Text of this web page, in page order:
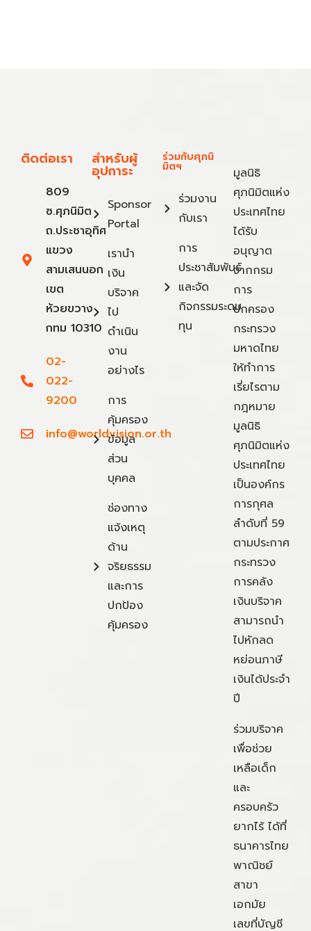
ติดต่อเรา
809
ซ.ศุภนิมิต
ถ.ประชาอุทิศ
แขวง
สามเสนนอก
เขต
ห้วยขวาง
กทม 10310
02-
022-
9200
info@worldvision.or.th
สำหรับผู้
อุปการะ
Sponsor
Portal
เรานำ
เงิน
บริจาค
ไป
ดำเนิน
งาน
อย่างไร
การ
คุ้มครอง
ข้อมูล
ส่วน
บุคคล
ช่องทาง
แจ้งเหตุ
ด้าน
จริยธรรม
และการ
ปกป้อง
คุ้มครอง
ร่วมกับศุภนิ
มิตฯ
ร่วมงาน
กับเรา
การ
ประชาสัมพันธ์
และจัด
กิจกรรมระดม
ทุน
มูลนิธิ
ศุภนิมิตแห่ง
ประเทศไทย
ได้รับ
อนุญาต
จากกรม
การ
ปกครอง
กระทรวง
มหาดไทย
ให้ทำการ
เรี่ยไรตาม
กฎหมาย
มูลนิธิ
ศุภนิมิตแห่ง
ประเทศไทย
เป็นองค์กร
การกุศล
ลำดับที่ 59
ตามประกาศ
กระทรวง
การคลัง
เงินบริจาค
สามารถนำ
ไปหักลด
หย่อนภาษี
เงินได้ประจำ
ปี
ร่วมบริจาค
เพื่อช่วย
เหลือเด็ก
และ
ครอบครัว
ยากไร้ ได้ที่
ธนาคารไทย
พาณิชย์
สาขา
เอกมัย
เลขที่บัญชี